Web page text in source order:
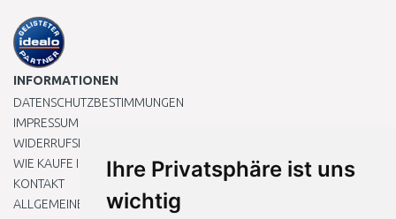
Ihre Privatsphäre ist uns
wichtig
INFORMATIONEN
DATENSCHUTZBESTIMMUNGEN
IMPRESSUM
WIDERRUFSRECHT
WIE KAUFE ICH EIN?
KONTAKT
ALLGEMEINEN GESCHÄFTSBEDINGUNGEN